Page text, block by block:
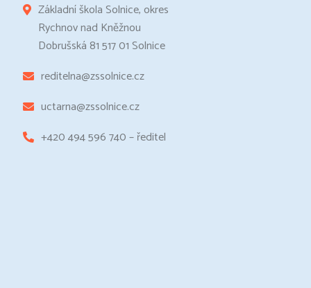
Základní škola Solnice, okres
Rychnov nad Kněžnou
Dobrušská 81 517 01 Solnice
reditelna@zssolnice.cz
uctarna@zssolnice.cz
+420 494 596 740 – ředitel